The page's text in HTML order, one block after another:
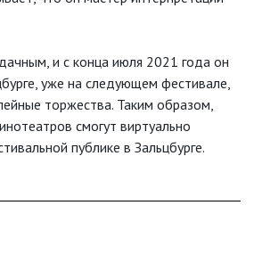
и с конца июля 2021 года он
уже на следующем фестивале,
торжества. Таким образом,
смогут виртуально
публике в Зальцбурге.